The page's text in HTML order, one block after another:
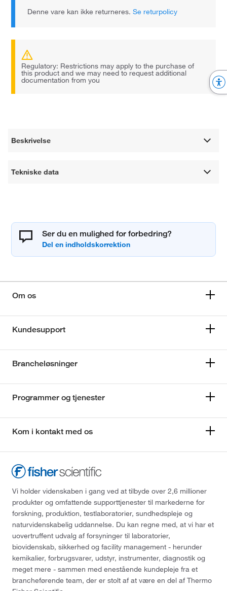
Denne vare kan ikke returneres.Se returpolicy
Regulatory: Restrictions may apply to the purchase of
this product and we may need to request additional
documentation from you
Beskrivelse
Tekniske data
Ser du en mulighed for forbedring?
Om os
Kundesupport
Brancheløsninger
Programmer og tjenester
Kom i kontakt med os
Vi holder videnskaben i gang ved at tilbyde over 2,6 millioner
produkter og omfattende supporttjenester til markederne for
forskning, produktion, testlaboratorier, sundhedspleje og
naturvidenskabelig uddannelse. Du kan regne med, at vi har et
uovertruffent udvalg af forsyninger til laboratorier,
biovidenskab, sikkerhed og facility management - herunder
kemikalier, forbrugsvarer, udstyr, instrumenter, diagnostik og
meget mere - sammen med enestående kundepleje fra et
brancheførende team, der er stolt af at være en del af Thermo